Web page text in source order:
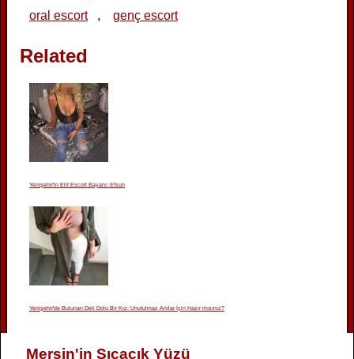
oral escort
, genç escort
Related
Yenişehir'in Elit Escort Bayanı: Efsun
Yenişehir'de Bulunan Deli Dolu Bir Kız: Unutulmaz Anılar İçin Hazır mısınız?
Mersin'in Sıcacık Yüzü